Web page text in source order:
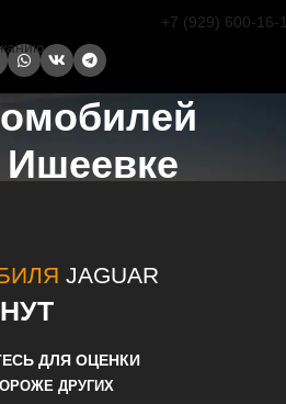
+7 (929) 600-16-
Ишеевке
JAGUAR
ДЛЯ ОЦЕНКИ
ДРУГИХ